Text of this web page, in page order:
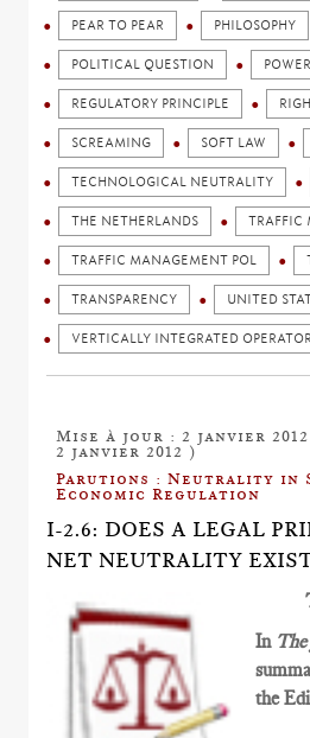
PEAR TO PEAR PHILOSOPHY
POLITICAL QUESTION POWER
REGULATORY PRINCIPLE
SCREAMING SOFT LAW
TECHNOLOGICAL NEUTRALITY
THE NETHERLANDS TRAFFIC
TRAFFIC MANAGEMENT POL
TRANSPARENCY UNITED
VERTICALLY INTEGRATED OPERATOR
Mise à jour : 2 janvier
2 janvier 2012 )
Parutions : Neutrality in
Economic Regulation
I-2.6: DOES A LEGAL
NET NEUTRALITY
In
the